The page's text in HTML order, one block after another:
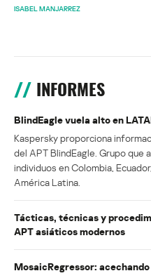
ISABEL MANJARREZ
INFORMES
BlindEagle vuela alto en
Kaspersky proporciona
del APT BlindEagle. Grupo que
individuos en Colombia,
América Latina.
Tácticas, técnicas y
APT asiáticos modernos
MosaicRegressor: acechando